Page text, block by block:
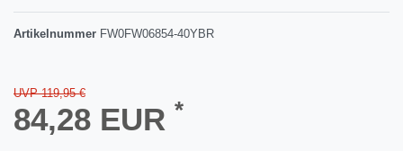
Artikelnummer FW0FW06854-40YBR
UVP 119,95 €
84,28 EUR *